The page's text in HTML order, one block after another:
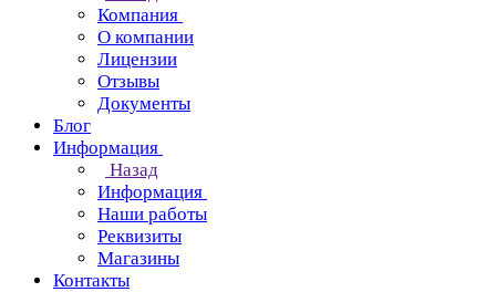
Компания
О компании
Лицензии
Отзывы
Документы
Блог
Информация
Назад
Информация
Наши работы
Реквизиты
Магазины
Контакты